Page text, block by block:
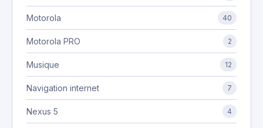
Motorola 40
Motorola PRO 2
Musique 12
Navigation internet 7
Nexus 5 4